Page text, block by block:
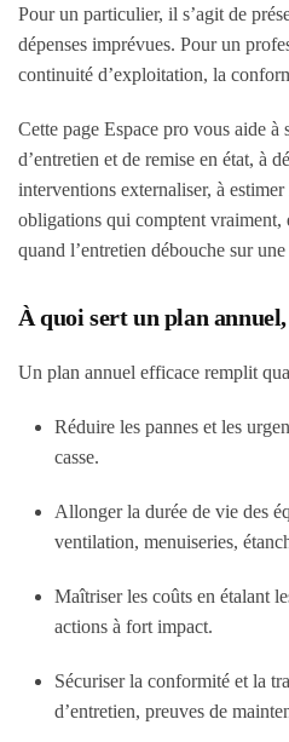
Pour un particulier, il s’agit de
dépenses imprévues. Pour un
continuité d’exploitation, la
Cette page Espace pro vous aide à
d’entretien et de remise en état, à
interventions externaliser, à
obligations qui comptent vraiment,
quand l’entretien débouche sur
À quoi sert un plan
Un plan annuel efficace remplit
Réduire les pannes et les
casse.
Allonger la durée de vie des
ventilation, menuiseries,
Maîtriser les coûts en étalant
actions à fort impact.
Sécuriser la conformité et la
d’entretien, preuves de